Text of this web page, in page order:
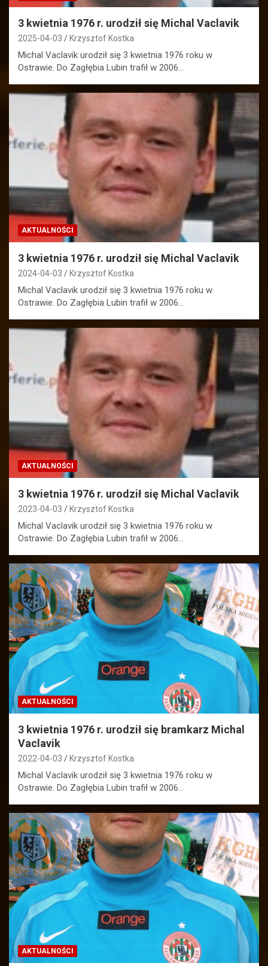
3 kwietnia 1976 r. urodził się Michal Vaclavik
2025-04-03 Krzysztof Kostka
Michal Vaclavik urodził się 3 kwietnia 1976 roku w
Ostrawie. Do Zagłębia Lubin trafił w 2006…
AKTUALNOŚCI
3 kwietnia 1976 r. urodził się Michal Vaclavik
2024-04-03 Krzysztof Kostka
Michal Vaclavik urodził się 3 kwietnia 1976 roku w
Ostrawie. Do Zagłębia Lubin trafił w 2006…
AKTUALNOŚCI
3 kwietnia 1976 r. urodził się Michal Vaclavik
2023-04-03 Krzysztof Kostka
Michal Vaclavik urodził się 3 kwietnia 1976 roku w
Ostrawie. Do Zagłębia Lubin trafił w 2006…
AKTUALNOŚCI
3 kwietnia 1976 r. urodził się bramkarz Michal
Vaclavik
2022-04-03 Krzysztof Kostka
Michal Vaclavik urodził się 3 kwietnia 1976 roku w
Ostrawie. Do Zagłębia Lubin trafił w 2006…
AKTUALNOŚCI